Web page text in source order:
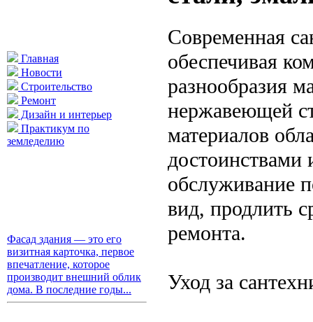
Главная
Новости
Строительство
Ремонт
Дизайн и интерьер
Практикум по
земледелию
Фасад здания — это его
визитная карточка, первое
впечатление, которое
производит внешний облик
дома. В последние годы...
Современная
обеспечивая
разнообразия
нержавеющей
материалов
достоинствами
обслуживание
вид, продлить
ремонта.
Уход за